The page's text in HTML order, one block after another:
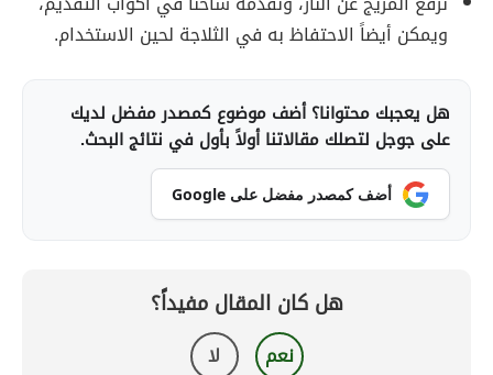
ويمكن أيضاً الاحتفاظ به في الثلاجة لحين الاستخدام.
هل يعجبك محتوانا؟ أضف موضوع كمصدر مفضل لديك
على جوجل لتصلك مقالاتنا أولاً بأول في نتائج البحث.
أضف كمصدر مفضل على Google
هل كان المقال مفيداً؟
نعم لا